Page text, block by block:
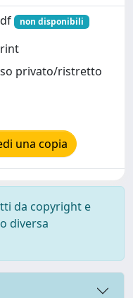
non disponibili
privato/ristretto
una copia
da copyright e
diversa